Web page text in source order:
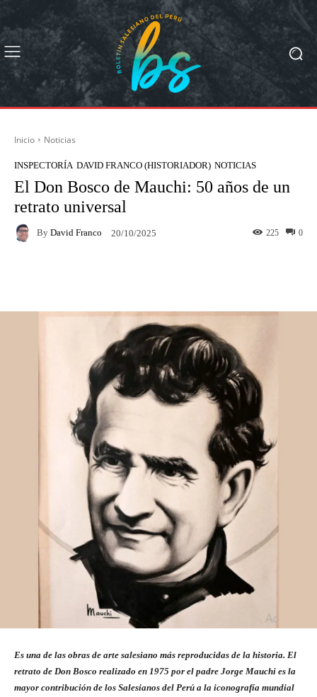
Inicio Noticias
INSPECTORÍA DAVID FRANCO (HISTORIADOR) NOTICIAS
El Don Bosco de Mauchi: 50 años de un
retrato universal
By David Franco 20/10/2025 0
225
Es una de las obras de arte salesiano más reproducidas de la historia. El
retrato de Don Bosco realizado en 1975 por el padre Jorge Mauchi es la
mayor contribución de los Salesianos del Perú a la iconografía mundial